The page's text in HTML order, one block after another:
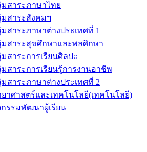
สาระภาษาไทย
สาระสังคมฯ
สาระภาษาต่างประเทศที่ 1
สาระสุขศึกษาและพลศึกษา
สาระการเรียนศิลปะ
สาระการเรียนรู้การงานอาชีพ
สาระภาษาต่างประเทศที่ 2
าศาสตร์และเทคโนโลยี(เทคโนโลยี)
รรมพัฒนาผู้เรียน